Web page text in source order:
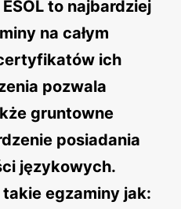
to najbardziej
na całym
ich
pozwala
gruntowne
posiadania
językowych.
egzaminy jak: